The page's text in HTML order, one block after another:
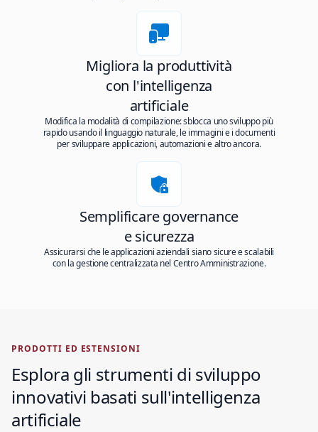
Migliora la produttività
con l'intelligenza
artificiale
Modifica la modalità di compilazione: sblocca uno sviluppo più
rapido usando il linguaggio naturale, le immagini e i documenti
per sviluppare applicazioni, automazioni e altro ancora.
Semplificare governance
e sicurezza
Assicurarsi che le applicazioni aziendali siano sicure e scalabili
con la gestione centralizzata nel Centro Amministrazione.
PRODOTTI ED ESTENSIONI
Esplora gli strumenti di sviluppo
innovativi basati sull'intelligenza
artificiale